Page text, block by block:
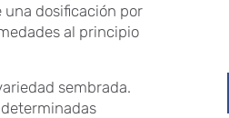
una dosificación por
al principio
sembrada.